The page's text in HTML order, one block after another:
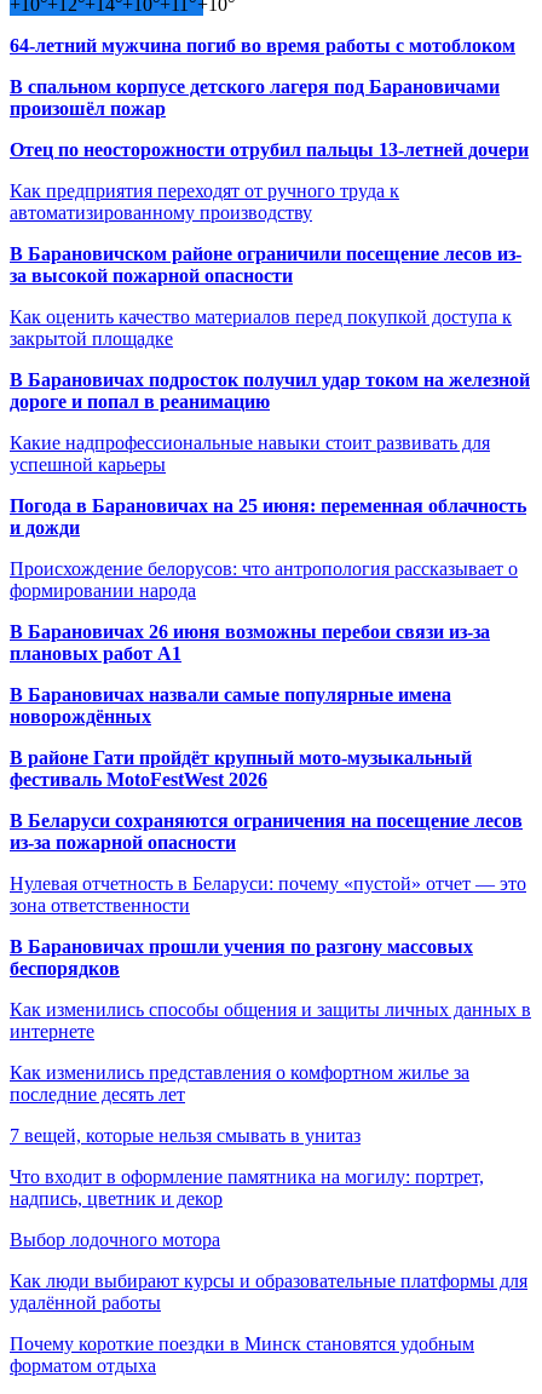
64-летний мужчина погиб во время работы с мотоблоком
В спальном корпусе детского лагеря под Барановичами
произошёл пожар
Отец по неосторожности отрубил пальцы 13-летней дочери
Как предприятия переходят от ручного труда к
автоматизированному производству
В Барановичском районе ограничили посещение лесов из-
за высокой пожарной опасности
Как оценить качество материалов перед покупкой доступа к
закрытой площадке
В Барановичах подросток получил удар током на железной
дороге и попал в реанимацию
Какие надпрофессиональные навыки стоит развивать для
успешной карьеры
Погода в Барановичах на 25 июня: переменная облачность
и дожди
Происхождение белорусов: что антропология рассказывает о
формировании народа
В Барановичах 26 июня возможны перебои связи из-за
плановых работ A1
В Барановичах назвали самые популярные имена
новорождённых
В районе Гати пройдёт крупный мото-музыкальный
фестиваль MotoFestWest 2026
В Беларуси сохраняются ограничения на посещение лесов
из-за пожарной опасности
Нулевая отчетность в Беларуси: почему «пустой» отчет — это
зона ответственности
В Барановичах прошли учения по разгону массовых
беспорядков
Как изменились способы общения и защиты личных данных в
интернете
Как изменились представления о комфортном жилье за
последние десять лет
7 вещей, которые нельзя смывать в унитаз
Что входит в оформление памятника на могилу: портрет,
надпись, цветник и декор
Выбор лодочного мотора
Как люди выбирают курсы и образовательные платформы для
удалённой работы
Почему короткие поездки в Минск становятся удобным
форматом отдыха